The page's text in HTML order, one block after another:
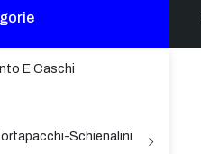
E Caschi
Schienalini